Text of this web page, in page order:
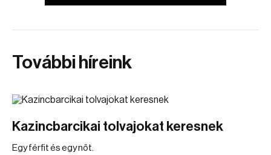
További híreink
Kazincbarcikai tolvajokat keresnek
Egy férfit és egy nőt.